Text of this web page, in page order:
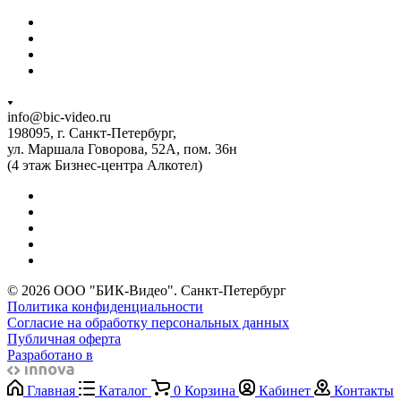
info@bic-video.ru
198095, г. Санкт-Петербург,
ул. Маршала Говорова, 52А, пом. 36н
(4 этаж Бизнес-центра Алкотел)
© 2026 ООО "БИК-Видео". Санкт-Петербург
Политика конфиденциальности
Согласие на обработку персональных данных
Публичная оферта
Разработано в
Главная Каталог 0 Корзина Кабинет Контакты